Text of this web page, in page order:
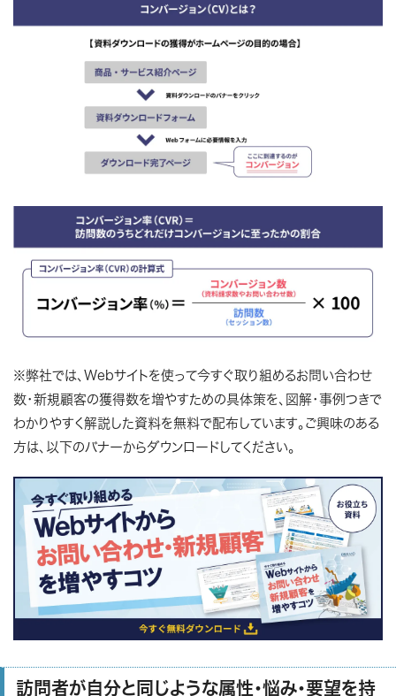
※弊社では、Webサイトを使って今すぐ取り組めるお問い合わせ
数・新規顧客の獲得数を増やすための具体策を、図解・事例つきで
わかりやすく解説した資料を無料で配布しています。ご興味のある
方は、以下のバナーからダウンロードしてください。
訪問者が自分と同じような属性・悩み・要望を持